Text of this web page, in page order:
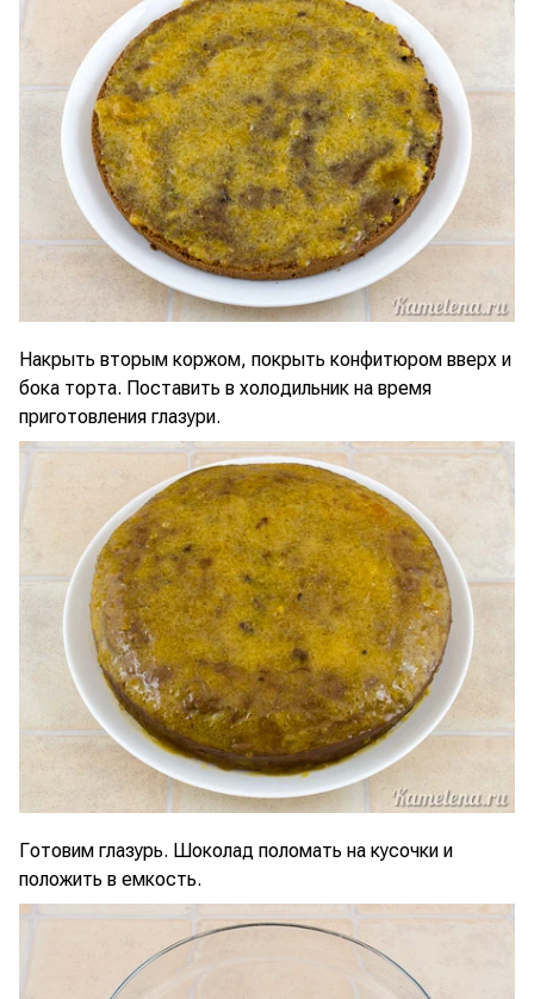
Накрыть вторым коржом, покрыть конфитюром вверх и
бока торта. Поставить в холодильник на время
приготовления глазури.
Готовим глазурь. Шоколад поломать на кусочки и
положить в емкость.